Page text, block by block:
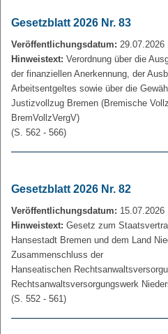
Gesetzblatt 2026 Nr. 83
Veröffentlichungsdatum: 29.07.2026
Hinweistext: Verordnung über die
der finanziellen Anerkennung, der
Arbeitsentgeltes sowie über die
Justizvollzug Bremen (Bremische
BremVollzVergV)
(S. 562 - 566)
Gesetzblatt 2026 Nr. 82
Veröffentlichungsdatum: 15.07.2026
Hinweistext: Gesetz zum
Hansestadt Bremen und dem Land
Zusammenschluss der
Hanseatischen
Rechtsanwaltsversorgungswerk
(S. 552 - 561)